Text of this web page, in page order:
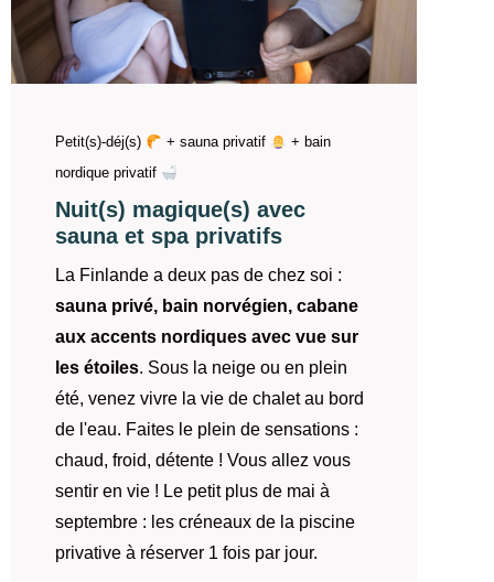
Petit(s)-déj(s) + sauna privatif
+ bain
nordique privatif
Nuit(s) magique(s) avec
sauna et spa privatifs
La Finlande a deux pas de chez soi :
sauna privé, bain norvégien, cabane
aux accents nordiques avec vue sur
les étoiles. Sous la neige ou en plein
été, venez vivre la vie de chalet au bord
de l'eau. Faites le plein de sensations :
chaud, froid, détente ! Vous allez vous
sentir en vie ! Le petit plus de mai à
septembre : les créneaux de la piscine
privative à réserver 1 fois par jour.